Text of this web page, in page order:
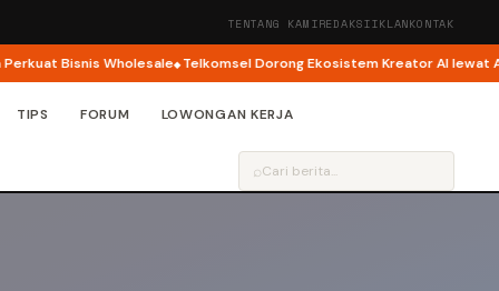
TENTANG KAMIREDAKSIIKLANKONTAK
Bisnis Wholesale Telkomsel Dorong Ekosistem Kreator AI lewat AI
TIPS FORUM LOWONGAN KERJA
⌕